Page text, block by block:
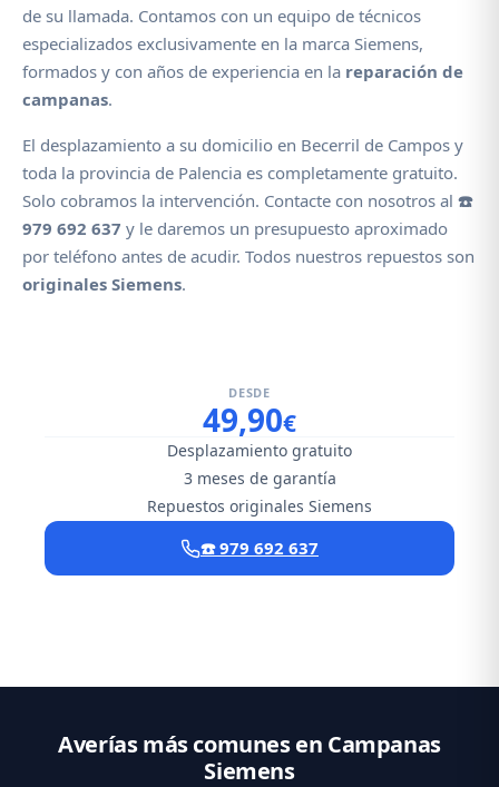
de su llamada. Contamos con un equipo de técnicos
especializados exclusivamente en la marca Siemens,
formados y con años de experiencia en la reparación de
campanas.
El desplazamiento a su domicilio en Becerril de Campos y
toda la provincia de Palencia es completamente gratuito.
Solo cobramos la intervención. Contacte con nosotros al ☎️
979 692 637 y le daremos un presupuesto aproximado
por teléfono antes de acudir. Todos nuestros repuestos son
originales Siemens.
DESDE
49,90€
Desplazamiento gratuito
3 meses de garantía
Repuestos originales Siemens
☎️ 979 692 637
Averías más comunes en Campanas
Siemens